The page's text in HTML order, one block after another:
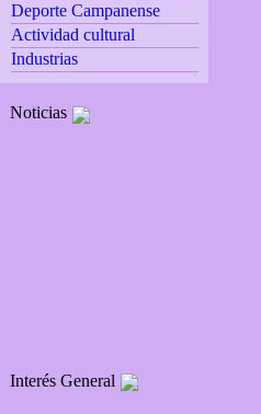
Deporte Campanense
Actividad cultural
Industrias
Noticias
Interés General